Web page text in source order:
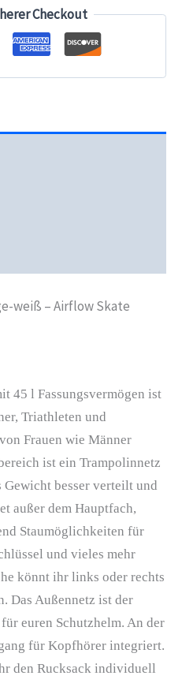
Checkout
weiß – Airflow Skate
45 l Fassungsvermögen ist
Triathleten und
Frauen wie Männer
ist ein Trampolinnetz
Gewicht besser verteilt und
außer dem Hauptfach,
Staumöglichkeiten für
und vieles mehr
könnt ihr links oder rechts
Das Außennetz ist der
euren Schutzhelm. An der
für Kopfhörer integriert.
den Rucksack individuell